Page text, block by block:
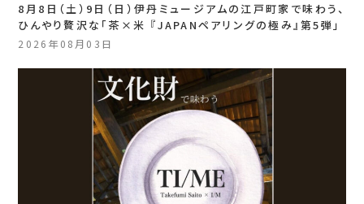
8月8日（土）9日（日）伊丹ミュージアムの江戸町家で味わう、
ひんやり贅沢な「茶×米 『JAPANペアリングの極み』第5弾」
2026年08月03日